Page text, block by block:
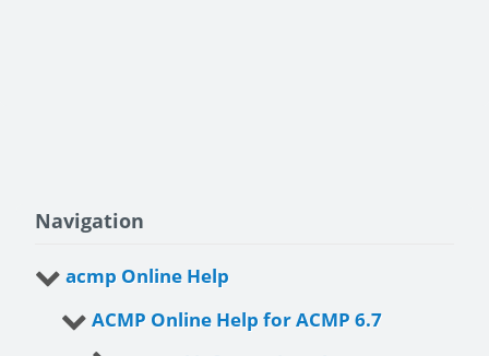
Navigation
acmp Online Help
ACMP Online Help for ACMP 6.7